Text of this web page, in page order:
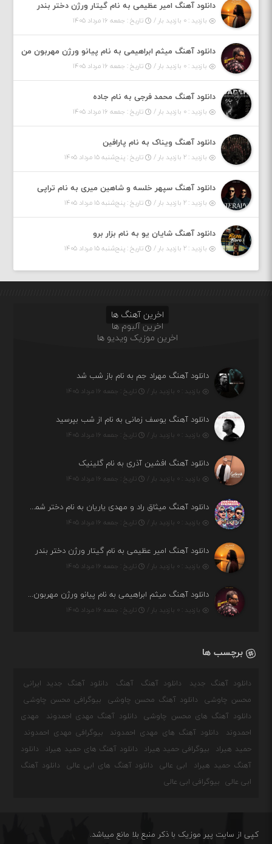
دانلود آهنگ امیر عظیمی به نام گیتار ورژن دختر بندر
بازدید : ۰ بازدید بار / تاریخ : جمعه ۱۶ مرداد ۱۴۰۵
دانلود آهنگ میثم ابراهیمی به نام پیانو ورژن مهربون من
بازدید : ۰ بازدید بار / تاریخ : جمعه ۱۶ مرداد ۱۴۰۵
دانلود آهنگ محمد فرجی به نام جاده
بازدید : ۰ بازدید بار / تاریخ : جمعه ۱۶ مرداد ۱۴۰۵
دانلود آهنگ ویناک به نام پارافین
بازدید : ۲ بازدید بار / تاریخ : پنج‌شنبه ۱۵ مرداد ۱۴۰۵
دانلود آهنگ سپهر خلسه و شاهین میری به نام تراپی
بازدید : ۲ بازدید بار / تاریخ : پنج‌شنبه ۱۵ مرداد ۱۴۰۵
دانلود آهنگ شایان یو به نام بزار برو
بازدید : ۲ بازدید بار / تاریخ : پنج‌شنبه ۱۵ مرداد ۱۴۰۵
اخرین آهنگ ها
اخرین آلبوم ها
اخرین موزیک ویدیو ها
دانلود آهنگ مهراد جم به نام باز شب شد
بازدید : ۰ بازدید بار / تاریخ : جمعه ۱۶ مرداد ۱۴۰۵
دانلود آهنگ یوسف زمانی به نام از شب بپرسید
بازدید : ۰ بازدید بار / تاریخ : جمعه ۱۶ مرداد ۱۴۰۵
دانلود آهنگ افشین آذری به نام گلینیک
بازدید : ۰ بازدید بار / تاریخ : جمعه ۱۶ مرداد ۱۴۰۵
دانلود آهنگ میثاق راد و مهدی یاریان به نام دختر شمرون
بازدید : ۰ بازدید بار / تاریخ : جمعه ۱۶ مرداد ۱۴۰۵
دانلود آهنگ امیر عظیمی به نام گیتار ورژن دختر بندر
بازدید : ۰ بازدید بار / تاریخ : جمعه ۱۶ مرداد ۱۴۰۵
دانلود آهنگ میثم ابراهیمی به نام پیانو ورژن مهربون من
بازدید : ۰ بازدید بار / تاریخ : جمعه ۱۶ مرداد ۱۴۰۵
برچسب ها
دانلود آهنگ جدید دانلود آهنگ آهنگ
دانلود آهنگ جدید ایرانی
محسن چاوشی
دانلود آهنگ محسن چاوشی
بیوگرافی محسن چاوشی
دانلود آهنگ های محسن چاوشی
دانلود آهنگ مهدی احمدوند
مهدی
احمدوند
دانلود آهنگ های مهدی احمدوند
بیوگرافی مهدی احمدوند
حمید هیراد
بیوگرافی حمید هیراد دانلود آهنگ های حمید هیراد
دانلود
آهنگ حمید هیراد
ابی عالی دانلود آهنگ های ابی عالی
دانلود آهنگ
ابی عالی
بیوگرافی ابی عالی
کپی از سایت پیر موزیک با ذکر منبع بلا مانع میباشد.